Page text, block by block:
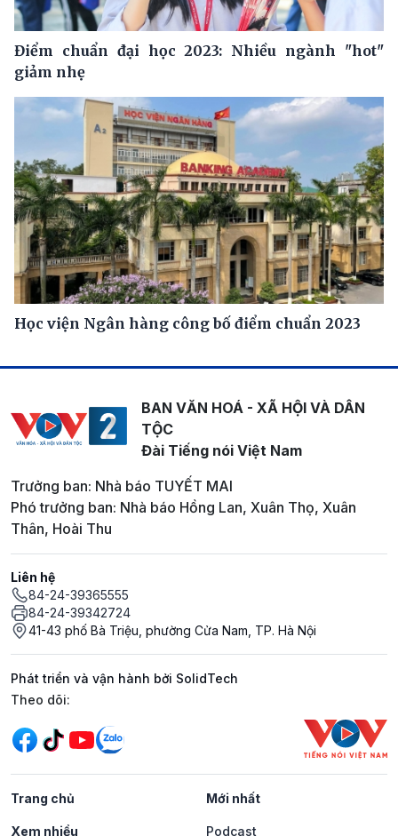
Điểm chuẩn đại học 2023: Nhiều ngành "hot"
giảm nhẹ
Học viện Ngân hàng công bố điểm chuẩn 2023
BAN VĂN HOÁ - XÃ HỘI VÀ DÂN
TỘC
Đài Tiếng nói Việt Nam
Trưởng ban: Nhà báo TUYẾT MAI
Phó trưởng ban: Nhà báo Hồng Lan, Xuân Thọ, Xuân
Thân, Hoài Thu
Liên hệ
84-24-39365555
84-24-39342724
41-43 phố Bà Triệu, phường Cửa Nam, TP. Hà Nội
Phát triển và vận hành bởi SolidTech
Mạng xã hội
Theo dõi:
Trang chủ Mới nhất
Xem nhiều Podcast